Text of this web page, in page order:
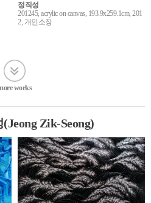
정직성
201245, acrylic on canvas, 193.9x259.1cm, 201
2, 개인소장
works
Zik-Seong)